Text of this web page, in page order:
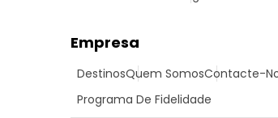
Empresa
DestinosQuem SomosContacte-
Programa De Fidelidade